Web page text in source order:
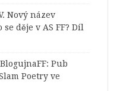
Nový název
se děje v AS FF? Díl
: Pub
Poetry ve